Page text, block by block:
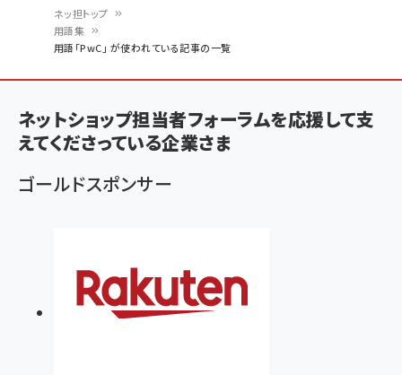
ン
く
ず
ネッ担トップ
用語集
用語「PwC」 が使われている記事の一覧
ネットショップ担当者フォーラムを応援して支
えてくださっている企業さま
ゴールドスポンサー